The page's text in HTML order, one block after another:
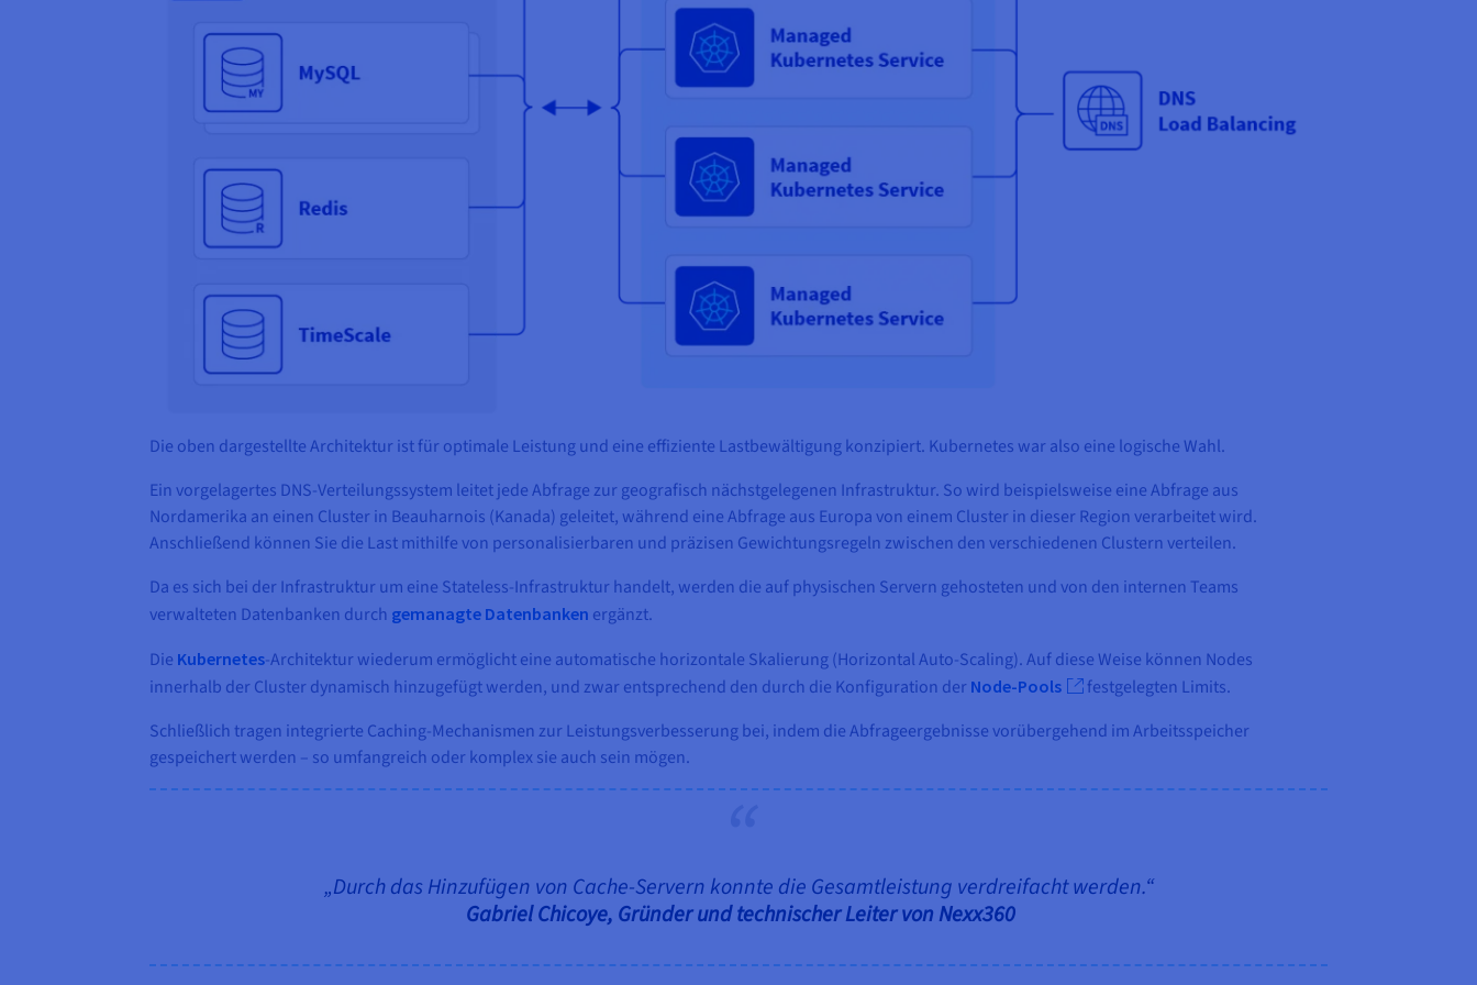
Die oben dargestellte Architektur ist für optimale Leistung und eine effiziente Lastbewältigung konzipiert. Kubernetes war also eine logische Wahl.
Ein vorgelagertes DNS-Verteilungssystem leitet jede Abfrage zur geografisch nächstgelegenen Infrastruktur. So wird beispielsweise eine Abfrage aus
Nordamerika an einen Cluster in Beauharnois (Kanada) geleitet, während eine Abfrage aus Europa von einem Cluster in dieser Region verarbeitet wird.
Anschließend können Sie die Last mithilfe von personalisierbaren und präzisen Gewichtungsregeln zwischen den verschiedenen Clustern verteilen.
Da es sich bei der Infrastruktur um eine Stateless-Infrastruktur handelt, werden die auf physischen Servern gehosteten und von den internen Teams
verwalteten Datenbanken durch gemanagte Datenbanken ergänzt.
Die Kubernetes-Architektur wiederum ermöglicht eine automatische horizontale Skalierung (Horizontal Auto-Scaling). Auf diese Weise können Nodes
innerhalb der Cluster dynamisch hinzugefügt werden, und zwar entsprechend den durch die Konfiguration der Node-Pools
festgelegten Limits.
Schließlich tragen integrierte Caching-Mechanismen zur Leistungsverbesserung bei, indem die Abfrageergebnisse vorübergehend im Arbeitsspeicher
gespeichert werden – so umfangreich oder komplex sie auch sein mögen.
„Durch das Hinzufügen von Cache-Servern konnte die Gesamtleistung verdreifacht werden.“
Gabriel Chicoye, Gründer und technischer Leiter von Nexx360